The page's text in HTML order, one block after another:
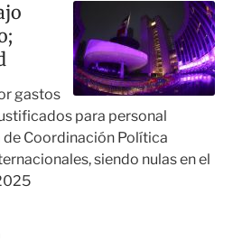
gastos
para personal
Coordinación Política
siendo nulas en el